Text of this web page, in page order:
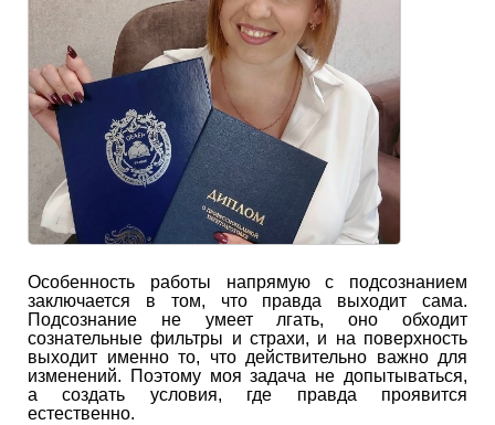
Особенность работы напрямую с подсознанием
заключается в том, что правда выходит сама.
Подсознание не умеет лгать, оно обходит
сознательные фильтры и страхи, и на поверхность
выходит именно то, что действительно важно для
изменений. Поэтому моя задача не допытываться,
а создать условия, где правда проявится
естественно.